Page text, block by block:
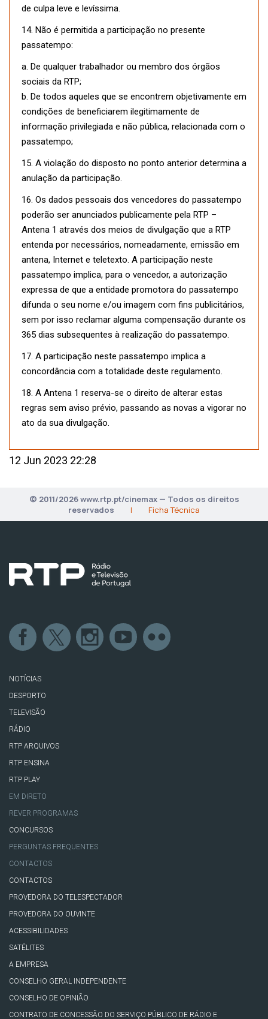
de culpa leve e levíssima.
14. Não é permitida a participação no presente
passatempo:
a. De qualquer trabalhador ou membro dos órgãos
sociais da RTP;
b. De todos aqueles que se encontrem objetivamente em
condições de beneficiarem ilegitimamente de
informação privilegiada e não pública, relacionada com o
passatempo;
15. A violação do disposto no ponto anterior determina a
anulação da participação.
16. Os dados pessoais dos vencedores do passatempo
poderão ser anunciados publicamente pela RTP –
Antena 1 através dos meios de divulgação que a RTP
entenda por necessários, nomeadamente, emissão em
antena, Internet e teletexto. A participação neste
passatempo implica, para o vencedor, a autorização
expressa de que a entidade promotora do passatempo
difunda o seu nome e/ou imagem com fins publicitários,
sem por isso reclamar alguma compensação durante os
365 dias subsequentes à realização do passatempo.
17. A participação neste passatempo implica a
concordância com a totalidade deste regulamento.
18. A Antena 1 reserva-se o direito de alterar estas
regras sem aviso prévio, passando as novas a vigorar no
ato da sua divulgação.
12 Jun 2023 22:28
© 2011/2026 www.rtp.pt/cinemax — Todos os direitos
reservados
| Ficha Técnica
NOTÍCIAS
DESPORTO
TELEVISÃO
RÁDIO
RTP ARQUIVOS
RTP ENSINA
RTP PLAY
EM DIRETO
REVER PROGRAMAS
CONCURSOS
PERGUNTAS FREQUENTES
CONTACTOS
CONTACTOS
PROVEDORA DO TELESPECTADOR
PROVEDORA DO OUVINTE
ACESSIBILIDADES
SATÉLITES
A EMPRESA
CONSELHO GERAL INDEPENDENTE
CONSELHO DE OPINIÃO
CONTRATO DE CONCESSÃO DO SERVIÇO PÚBLICO DE RÁDIO E